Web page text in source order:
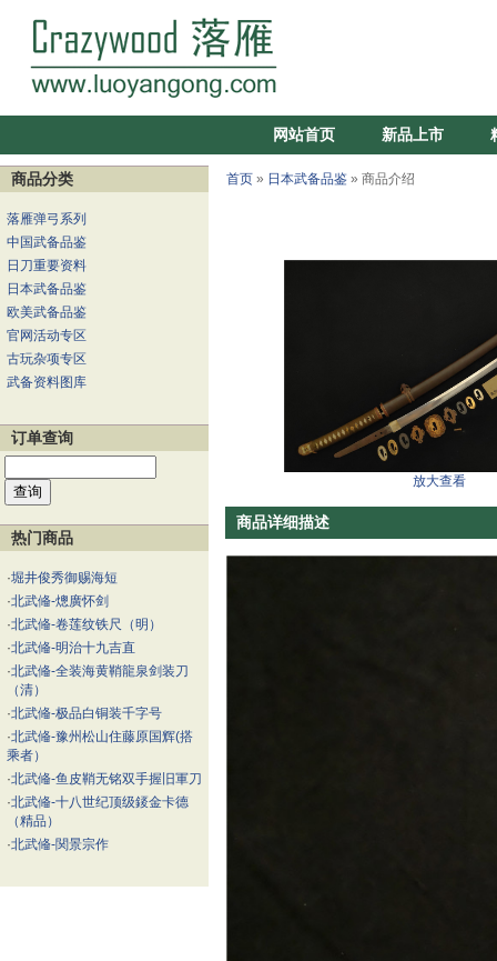
网站首页 新品上市
商品分类
落雁弹弓系列
中国武备品鉴
日刀重要资料
日本武备品鉴
欧美武备品鉴
官网活动专区
古玩杂项专区
武备资料图库
订单查询
热门商品
·堀井俊秀御赐海短
·北武偹-熜廣怀剑
·北武偹-卷莲纹铁尺（明）
·北武偹-明治十九吉直
·北武偹-全装海黄鞘龍泉剑装刀
（清）
·北武偹-极品白铜装千字号
·北武偹-豫州松山住藤原国辉(搭
乘者）
·北武偹-鱼皮鞘无铭双手握旧軍刀
·北武偹-十八世纪顶级錽金卡德
（精品）
·北武偹-関景宗作
首页 » 日本武备品鉴 » 商品介绍
放大查看
商品详细描述